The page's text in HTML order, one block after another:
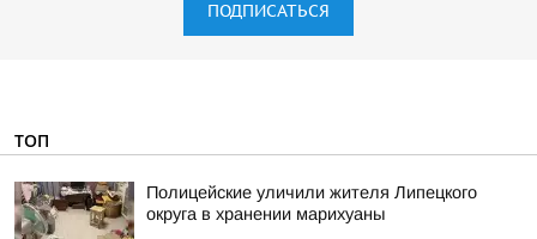
ПОДПИСАТЬСЯ
ТОП
Полицейские уличили жителя Липецкого
округа в хранении марихуаны